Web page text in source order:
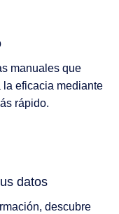
manuales que
la eficacia mediante
rápido.
datos
descubre